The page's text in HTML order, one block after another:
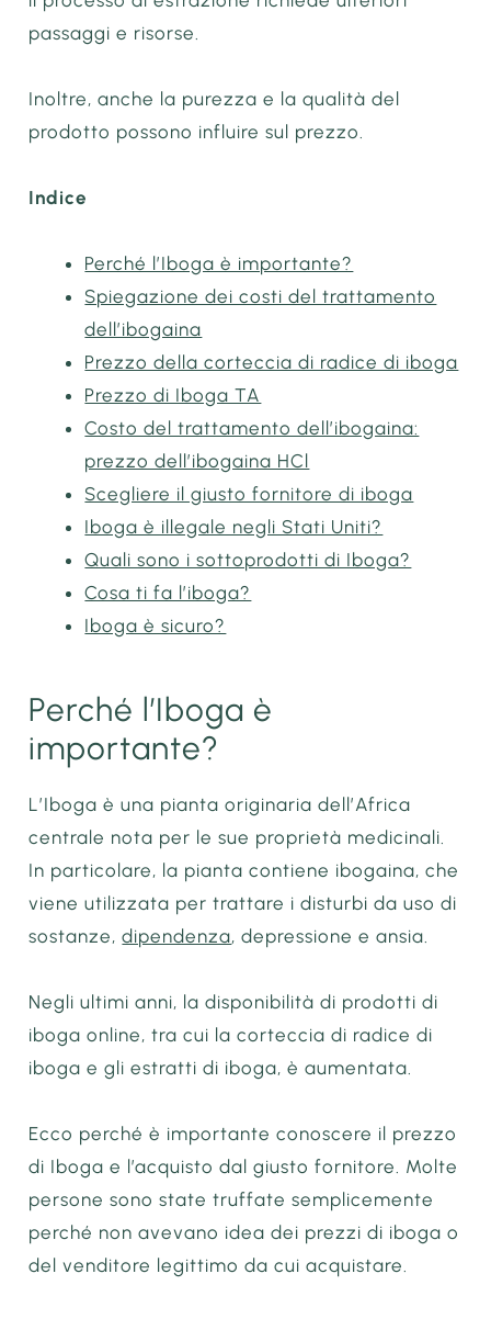
passaggi e risorse.
Inoltre, anche la purezza e la qualità del
prodotto possono influire sul prezzo.
Indice
Perché l’Iboga è importante?
Spiegazione dei costi del trattamento
dell’ibogaina
Prezzo della corteccia di radice di iboga
Prezzo di Iboga TA
Costo del trattamento dell’ibogaina:
prezzo dell’ibogaina HCl
Scegliere il giusto fornitore di iboga
Iboga è illegale negli Stati Uniti?
Quali sono i sottoprodotti di Iboga?
Cosa ti fa l’iboga?
Iboga è sicuro?
Perché l’Iboga è
importante?
L’Iboga è una pianta originaria dell’Africa
centrale nota per le sue proprietà medicinali.
In particolare, la pianta contiene ibogaina, che
viene utilizzata per trattare i disturbi da uso di
sostanze,dipendenza, depressione e ansia.
Negli ultimi anni, la disponibilità di prodotti di
iboga online, tra cui la corteccia di radice di
iboga e gli estratti di iboga, è aumentata.
Ecco perché è importante conoscere il prezzo
di Iboga e l’acquisto dal giusto fornitore. Molte
persone sono state truffate semplicemente
perché non avevano idea dei prezzi di iboga o
del venditore legittimo da cui acquistare.